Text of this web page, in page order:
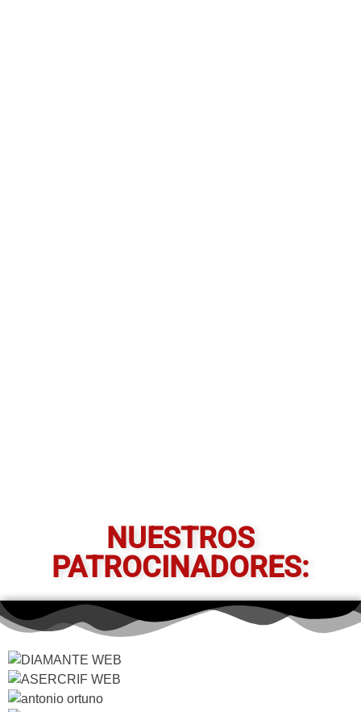
NUESTROS
PATROCINADORES: